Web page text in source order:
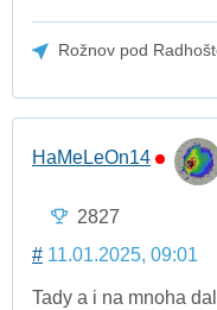
Rožnov pod
HaMeLeOn14
2827
# 11.01.2025, 09:01
Tady a i na mnoha